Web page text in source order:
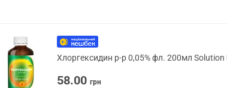
Хлоргексидин р-р 0,05% фл. 200мл Solution
58.00 грн